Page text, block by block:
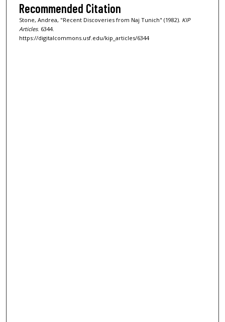
Recommended Citation
Stone, Andrea, "Recent Discoveries from Naj Tunich" (1982). KIP
Articles. 6344.
https://digitalcommons.usf.edu/kip_articles/6344